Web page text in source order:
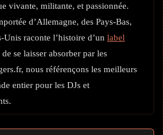
vivante, militante, et passionnée.
d’Allemagne, des Pays-Bas,
Unis raconte l’histoire d’un label
se laisser absorber par les
nous référençons les meilleurs
entier pour les DJs et